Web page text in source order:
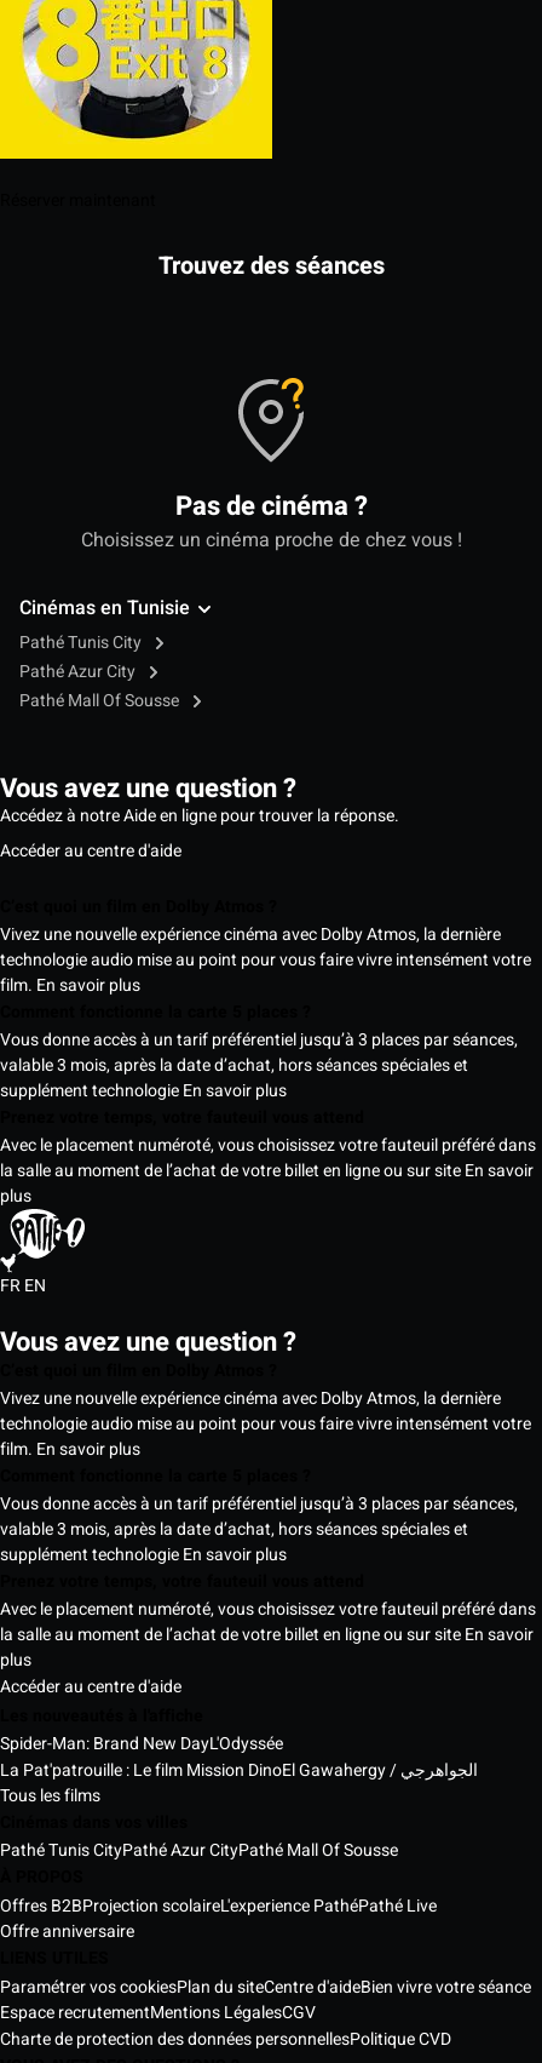
Trouvez des séances
Pas de cinéma ?
Choisissez un cinéma proche de chez vous !
Cinémas en Tunisie
Pathé Tunis City
Pathé Azur City
Pathé Mall Of Sousse
Vous avez une question ?
Accédez à notre Aide en ligne pour trouver la réponse.
Accéder au centre d'aide
Vivez une nouvelle expérience cinéma avec Dolby Atmos, la dernière
technologie audio mise au point pour vous faire vivre intensément votre
film. En savoir plus
Vous donne accès à un tarif préférentiel jusqu’à 3 places par séances,
valable 3 mois, après la date d’achat, hors séances spéciales et
supplément technologieEn savoir plus
Avec le placement numéroté, vous choisissez votre fauteuil préféré dans
la salle au moment de l’achat de votre billet en ligne ou sur siteEn savoir
plus
FREN
Vous avez une question ?
Vivez une nouvelle expérience cinéma avec Dolby Atmos, la dernière
technologie audio mise au point pour vous faire vivre intensément votre
film. En savoir plus
Vous donne accès à un tarif préférentiel jusqu’à 3 places par séances,
valable 3 mois, après la date d’achat, hors séances spéciales et
supplément technologieEn savoir plus
Avec le placement numéroté, vous choisissez votre fauteuil préféré dans
la salle au moment de l’achat de votre billet en ligne ou sur siteEn savoir
plus
Accéder au centre d'aide
Spider-Man: Brand New DayL'Odyssée
La Pat'patrouille : Le film Mission Dino
El Gawahergy / الجواهرجي
Tous les films
Pathé Tunis CityPathé Azur CityPathé Mall Of Sousse
Offres B2BProjection scolaireL'experience PathéPathé Live
Offre anniversaire
Paramétrer vos cookiesPlan du siteCentre d'aideBien vivre votre séance
Espace recrutementMentions LégalesCGV
Charte de protection des données personnellesPolitique CVD